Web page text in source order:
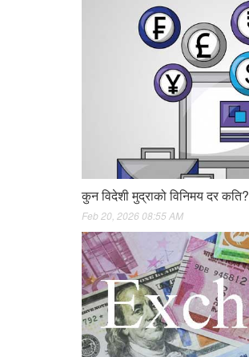
कुन विदेशी मुद्राको विनिमय दर कति?
Feb 20, 2026 08:55 AM